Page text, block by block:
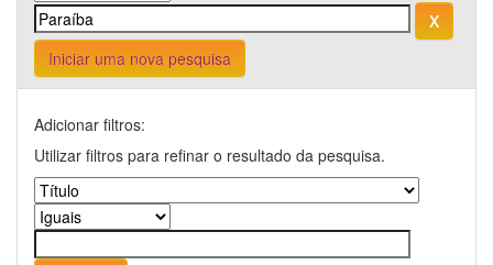
Iniciar uma nova pesquisa
Adicionar filtros:
Utilizar filtros para refinar o resultado da pesquisa.